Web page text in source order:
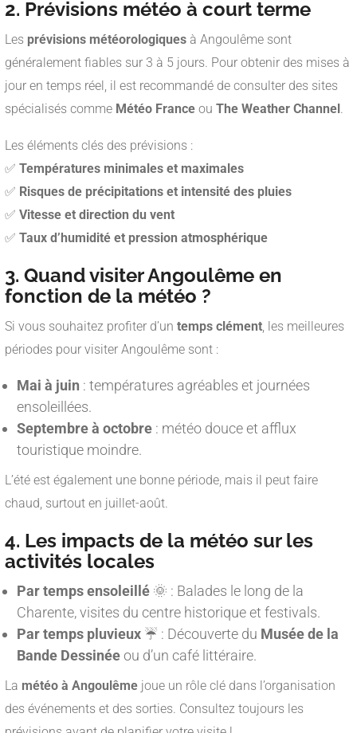
2. Prévisions météo à court terme
Les prévisions météorologiques à Angoulême sont
généralement fiables sur 3 à 5 jours. Pour obtenir des mises à
jour en temps réel, il est recommandé de consulter des sites
spécialisés comme Météo France ou The Weather Channel
Les éléments clés des prévisions :
✅ Températures minimales et maximales
✅ Risques de précipitations et intensité des pluies
✅ Vitesse et direction du vent
✅ Taux d’humidité et pression atmosphérique
3. Quand visiter Angoulême en
fonction de la météo ?
Si vous souhaitez profiter d’un temps clément , les meilleures
périodes pour visiter Angoulême sont :
Mai à juin : températures agréables et journées
ensoleillées.
Septembre à octobre : météo douce et afflux
touristique moindre.
L’été est également une bonne période, mais il peut faire
chaud, surtout en juillet-août.
4. Les impacts de la météo sur les
activités locales
Par temps ensoleillé 🌞 : Balades le long de la
Charente, visites du centre historique et festivals.
Par temps pluvieux ☔ : Découverte du Musée de la
Bande Dessinéeou d’un café littéraire.
La météo à Angoulême joue un rôle clé dans l’organisation
des événements et des sorties. Consultez toujours les